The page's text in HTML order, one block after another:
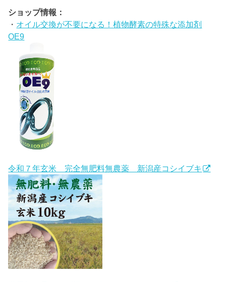
ショップ情報：
・ オイル交換が不要になる！植物酵素の特殊な添加剤
OE9
令和７年玄米 完全無肥料無農薬 新潟産コシイブキ